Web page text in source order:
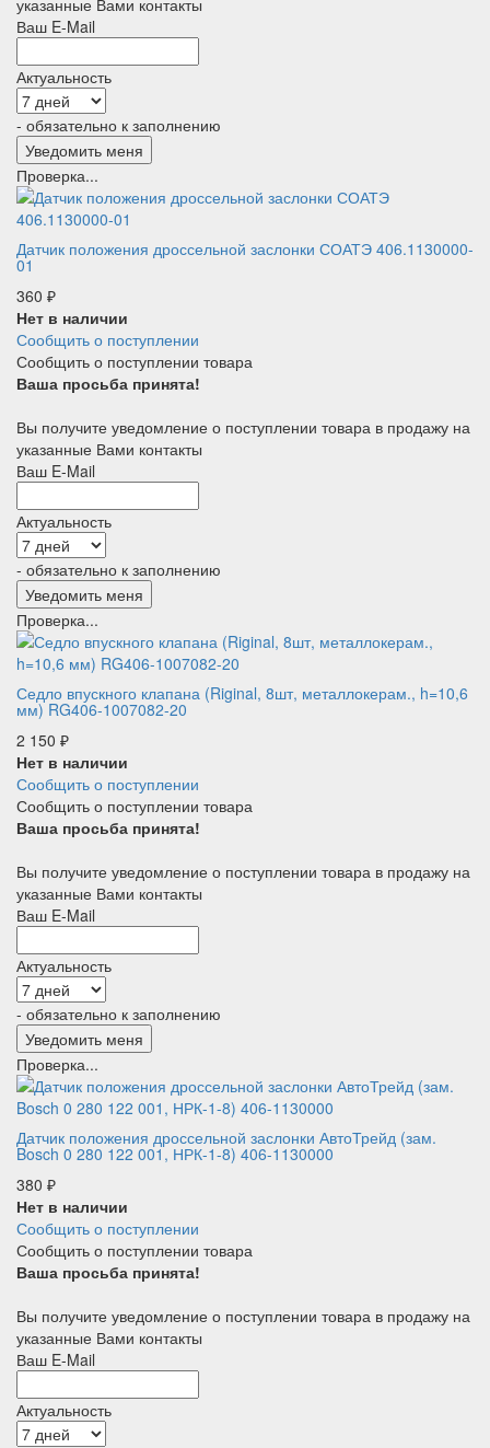
Ваш E-Mail
Актуальность
- обязательно к заполнению
Проверка...
Датчик положения дроссельной заслонки СОАТЭ 406.1130000-
01
360 ₽
Нет в наличии
Сообщить о поступлении
Сообщить о поступлении товара
Ваша просьба принята!
Вы получите уведомление о поступлении товара в продажу на
указанные Вами контакты
Ваш E-Mail
Актуальность
- обязательно к заполнению
Проверка...
Седло впускного клапана (Riginal, 8шт, металлокерам., h=10,6
мм) RG406-1007082-20
2 150 ₽
Нет в наличии
Сообщить о поступлении
Сообщить о поступлении товара
Ваша просьба принята!
Вы получите уведомление о поступлении товара в продажу на
указанные Вами контакты
Ваш E-Mail
Актуальность
- обязательно к заполнению
Проверка...
Датчик положения дроссельной заслонки АвтоТрейд (зам.
Bosch 0 280 122 001, НРК-1-8) 406-1130000
380 ₽
Нет в наличии
Сообщить о поступлении
Сообщить о поступлении товара
Ваша просьба принята!
Вы получите уведомление о поступлении товара в продажу на
указанные Вами контакты
Ваш E-Mail
Актуальность